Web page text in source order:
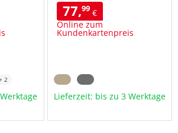
2
77,99€
Online zum
Kundenkartenpreis
Lieferzeit: bis zu 3 Werktage